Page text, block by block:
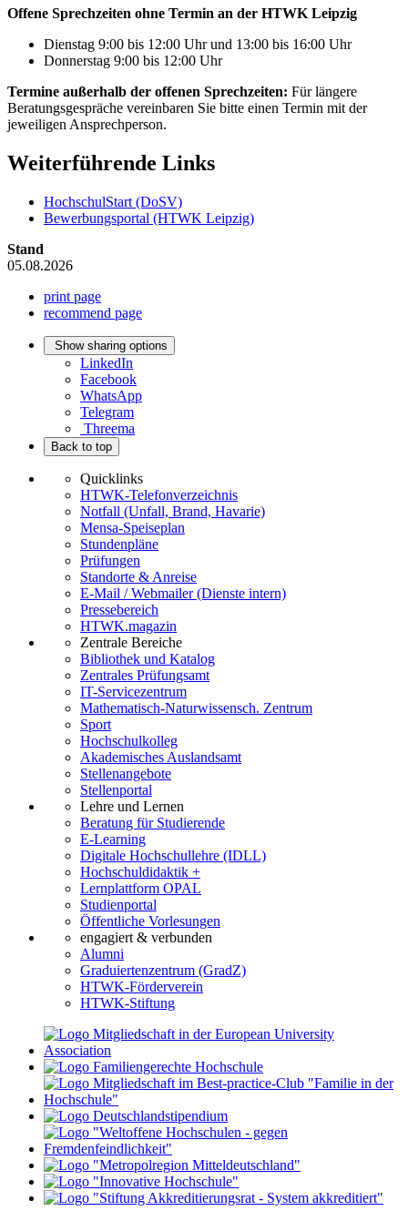
Offene Sprechzeiten ohne Termin an der HTWK Leipzig
Dienstag 9:00 bis 12:00 Uhr und 13:00 bis 16:00 Uhr
Donnerstag 9:00 bis 12:00 Uhr
Termine außerhalb der offenen Sprechzeiten: Für längere
Beratungsgespräche vereinbaren Sie bitte einen Termin mit der
jeweiligen Ansprechperson.
Weiterführende Links
HochschulStart (DoSV)
Bewerbungsportal (HTWK Leipzig)
Stand
05.08.2026
print page
recommend page
Show sharing options
LinkedIn
Facebook
WhatsApp
Telegram
Threema
Back to top
Quicklinks
HTWK-Telefonverzeichnis
Notfall (Unfall, Brand, Havarie)
Mensa-Speiseplan
Stundenpläne
Prüfungen
Standorte & Anreise
E-Mail / Webmailer (Dienste intern)
Pressebereich
HTWK.magazin
Zentrale Bereiche
Bibliothek und Katalog
Zentrales Prüfungsamt
IT-Servicezentrum
Mathematisch-Naturwissensch. Zentrum
Sport
Hochschulkolleg
Akademisches Auslandsamt
Stellenangebote
Stellenportal
Lehre und Lernen
Beratung für Studierende
E-Learning
Digitale Hochschullehre (IDLL)
Hochschuldidaktik +
Lernplattform OPAL
Studienportal
Öffentliche Vorlesungen
engagiert & verbunden
Alumni
Graduiertenzentrum (GradZ)
HTWK-Förderverein
HTWK-Stiftung